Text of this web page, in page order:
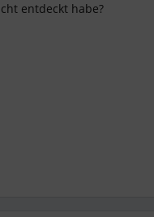
entdeckt habe?